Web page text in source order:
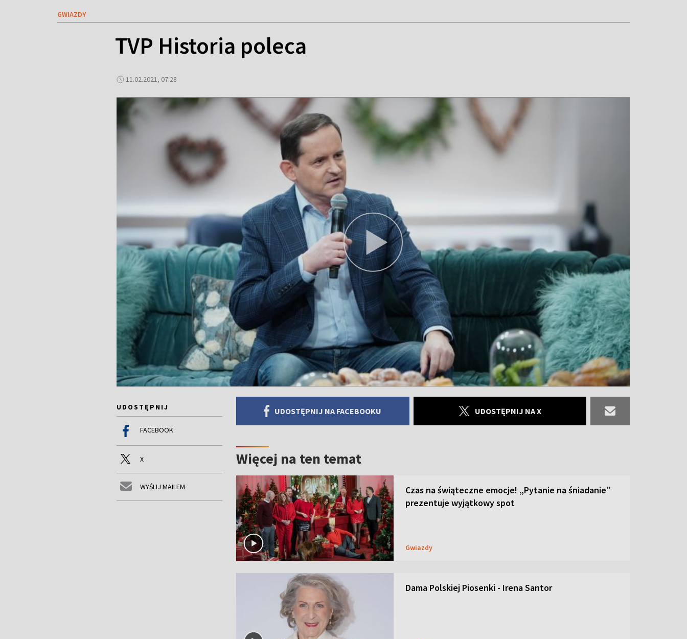
GWIAZDY
TVP Historia poleca
11.02.2021, 07:28
UDOSTĘPNIJ
FACEBOOK
X
WYŚLIJ MAILEM
UDOSTĘPNIJ NA FACEBOOKU UDOSTĘPNIJ NA X
Więcej na ten temat
Czas na świąteczne emocje! „Pytanie na śniadanie”
prezentuje wyjątkowy spot
Gwiazdy
Dama Polskiej Piosenki - Irena Santor